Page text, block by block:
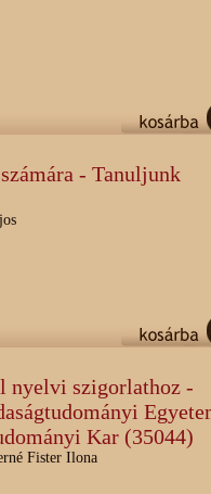
- Tanuljunk
nyelvi szigorlathoz -
Kar (35044)
Fister Ilona